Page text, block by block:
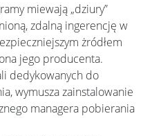
miewają „dziury”
zdalną ingerencję w
żródłem
jego producenta.
dedykowanych do
wymusza zainstalowanie
managera pobierania